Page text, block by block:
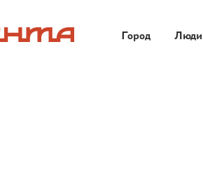
Город Люди